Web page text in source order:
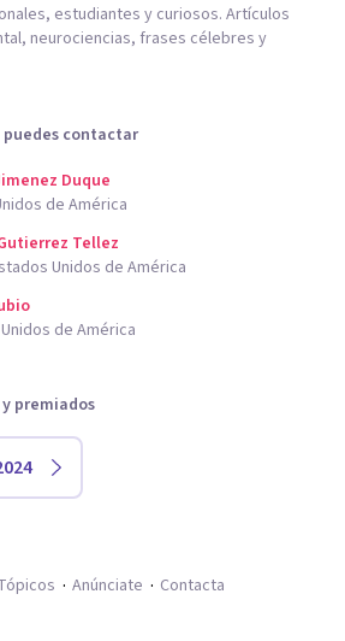
estudiantes y curiosos. Artículos
neurociencias, frases célebres y
puedes contactar
Duque
de América
Tellez
Unidos de América
de América
premiados
Anúnciate Contacta